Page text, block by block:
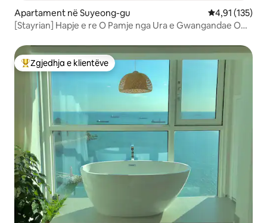
Apartament në Suyeong-gu Vlerësimi
4,91 (135)
[Stayrian] Hapje e re O Pamje nga Ura e Gwangandae O
O Akomodim i ligjshëm O Netflix O Dezinfektim i Sesco
Më të mirat e zgjedhjeve të klientëve
Zgjedhja e klientëve